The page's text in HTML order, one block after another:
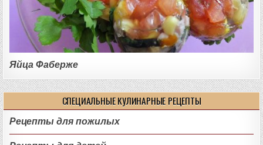
Яйца Фаберже
СПЕЦИАЛЬНЫЕ КУЛИНАРНЫЕ РЕЦЕПТЫ
Рецепты для пожилых